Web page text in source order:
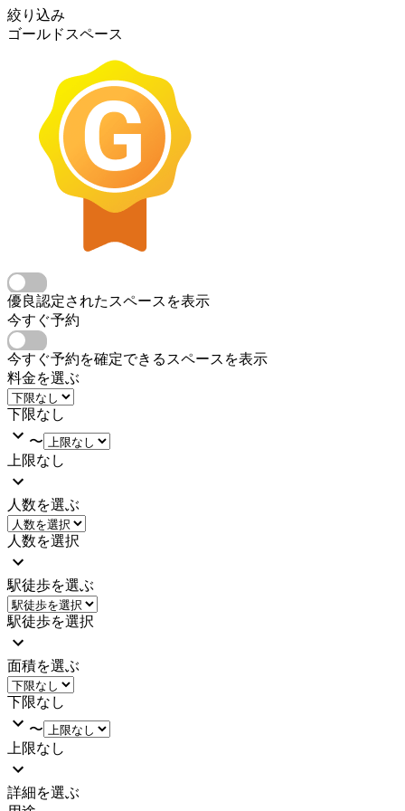
絞り込み
ゴールドスペース
優良認定されたスペースを表示
今すぐ予約
今すぐ予約を確定できるスペースを表示
料金を選ぶ
下限なし
〜
上限なし
人数を選ぶ
人数を選択
駅徒歩を選ぶ
駅徒歩を選択
面積を選ぶ
下限なし
〜
上限なし
詳細を選ぶ